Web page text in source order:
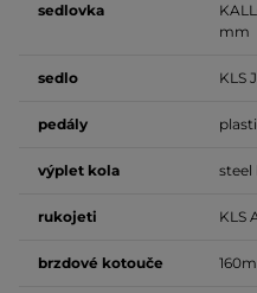
sedlovka
mm
sedlo KLS
pedály
výplet kola steel
rukojeti KLS
brzdové kotouče